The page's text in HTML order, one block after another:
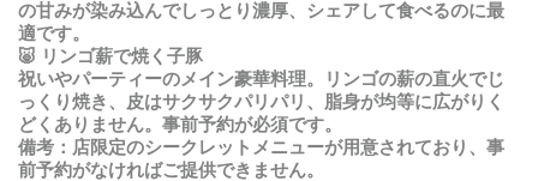
の甘みが染み込んでしっとり濃厚、 シェアして食べるのに最
適です。
🐷 リンゴ薪で焼 く 子豚
祝いやパーティーのメイン豪華料理。 リンゴの薪の直火でじ
っくり焼き、皮はサクサクパリパリ 、脂身が均等に広がりく
どくありません。事前予約が必須です。
備考：店限定のシークレットメニューが用意されており 、事
前予約がなければご提供できません。